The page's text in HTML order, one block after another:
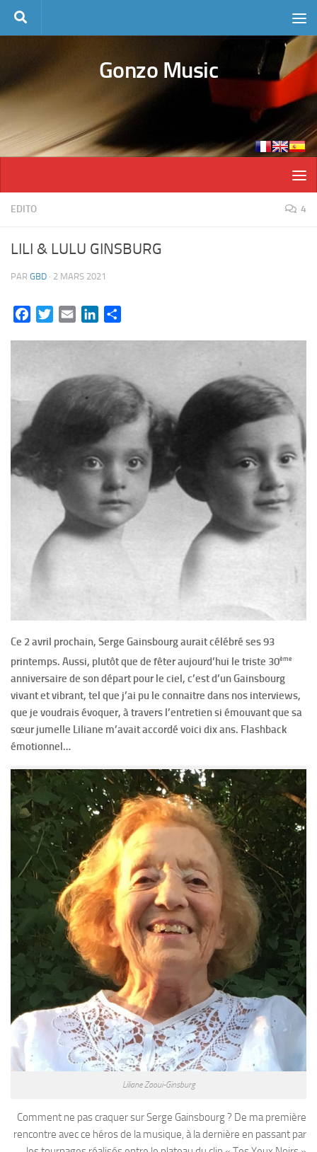
Skip to content
Gonzo Music
EDITO 4
LILI & LULU GINSBURG
PAR GBD · 2 MARS 2021
FacebookTwitterEmail LinkedIn
Ce 2 avril prochain, Serge Gainsbourg aurait célébré ses 93
printemps. Aussi, plutôt que de fêter aujourd’hui le triste 30ème
anniversaire de son départ pour le ciel, c’est d’un Gainsbourg
vivant et vibrant, tel que j’ai pu le connaitre dans nos interviews,
que je voudrais évoquer, à travers l’entretien si émouvant que sa
sœur jumelle Liliane m’avait accordé voici dix ans. Flashback
émotionnel…
Liliane Zaoui-Ginsburg
Comment ne pas craquer sur Serge Gainsbourg ? De ma première
rencontre avec ce héros de la musique, à la dernière en passant par